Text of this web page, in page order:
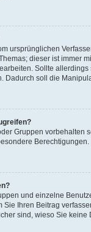
ursprünglichen
dieser ist immer
Sollte
Dadurch soll die
Gruppen
und einzelne
Ihren Beitrag
sind, wieso Sie